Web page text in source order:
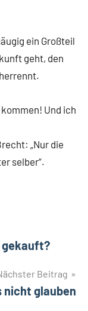
ein Großteil
geht, den
Und ich
„Nur die
selber“.
gekauft?
Beitrag
nicht glauben